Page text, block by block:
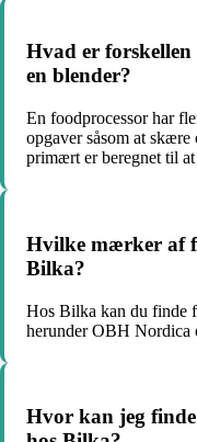
Hvad er forskellen
en blender?
En foodprocessor har
opgaver såsom at skære
primært er beregnet til
Hvilke mærker af
Bilka?
Hos Bilka kan du finde
herunder OBH
Hvor kan jeg